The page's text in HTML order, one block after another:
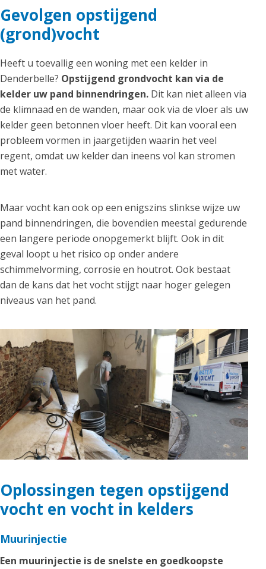
Gevolgen opstijgend
(grond)vocht
Heeft u toevallig een woning met een kelder in
Denderbelle? Opstijgend grondvocht kan via de
kelder uw pand binnendringen. Dit kan niet alleen via
de klimnaad en de wanden, maar ook via de vloer als uw
kelder geen betonnen vloer heeft. Dit kan vooral een
probleem vormen in jaargetijden waarin het veel
regent, omdat uw kelder dan ineens vol kan stromen
met water.
Maar vocht kan ook op een enigszins slinkse wijze uw
pand binnendringen, die bovendien meestal gedurende
een langere periode onopgemerkt blijft. Ook in dit
geval loopt u het risico op onder andere
schimmelvorming, corrosie en houtrot. Ook bestaat
dan de kans dat het vocht stijgt naar hoger gelegen
niveaus van het pand.
Oplossingen tegen opstijgend
vocht en vocht in kelders
Muurinjectie
Een muurinjectie is de snelste en goedkoopste